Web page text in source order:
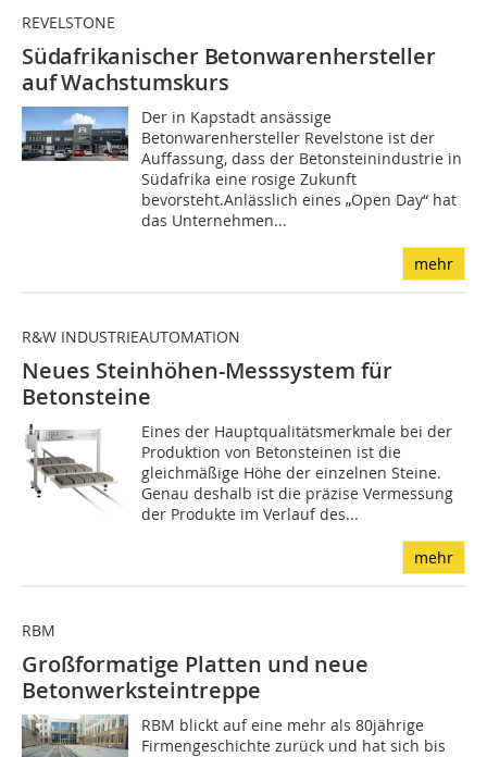
REVELSTONE
Südafrikanischer Betonwarenhersteller
auf Wachstumskurs
Der in Kapstadt ansässige
Betonwarenhersteller Revelstone ist der
Auffassung, dass der Betonsteinindustrie in
Südafrika eine rosige Zukunft
bevorsteht.Anlässlich eines „Open Day“ hat
das Unternehmen...
mehr
R&W INDUSTRIEAUTOMATION
Neues Steinhöhen-Messsystem für
Betonsteine
Eines der Hauptqualitätsmerkmale bei der
Produktion von Betonsteinen ist die
gleichmäßige Höhe der einzelnen Steine.
Genau deshalb ist die präzise Vermessung
der Produkte im Verlauf des...
mehr
RBM
Großformatige Platten und neue
Betonwerksteintreppe
RBM blickt auf eine mehr als 80jährige
Firmengeschichte zurück und hat sich bis